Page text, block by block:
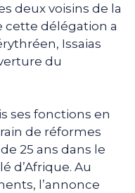
deux voisins de la
cette délégation a
Issaias
du
ses fonctions en
de réformes
25 ans dans le
d’Afrique. Au
l’annonce